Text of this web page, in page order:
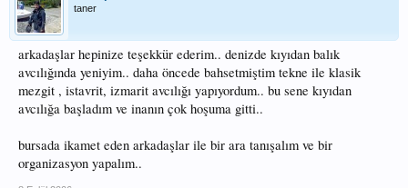
taner
arkadaşlar hepinize teşekkür ederim.. denizde kıyıdan balık
avcılığında yeniyim.. daha öncede bahsetmiştim tekne ile klasik
mezgit , istavrit, izmarit avcılığı yapıyordum.. bu sene kıyıdan
avcılığa başladım ve inanın çok hoşuma gitti..
bursada ikamet eden arkadaşlar ile bir ara tanışalım ve bir
organizasyon yapalım..